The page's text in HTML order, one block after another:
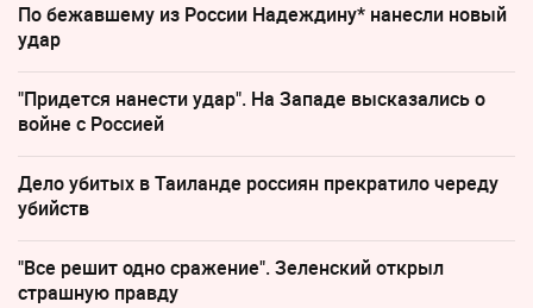
По бежавшему из России Надеждину* нанесли новый
удар
"Придется нанести удар". На Западе высказались о
войне с Россией
Дело убитых в Таиланде россиян прекратило череду
убийств
"Все решит одно сражение". Зеленский открыл
страшную правду